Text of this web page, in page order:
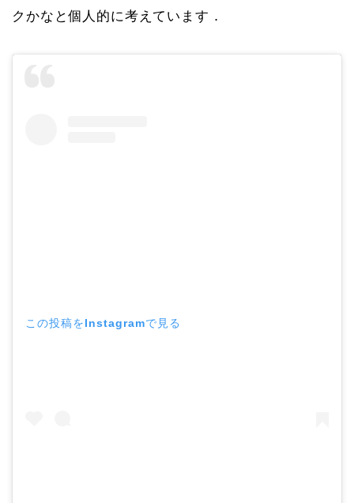
クかなと個人的に考えています．
この投稿をInstagramで見る